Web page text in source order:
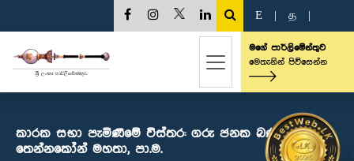
E த
මගේ පාර්ලිමේන්තුව
මෙතැනින් පිවිසෙන්න
කාරක සභා පැමිණීමේ විස්තර: ගරු ජනක බණ්ඩාර
තෙන්නකෝන් මහතා, පා.ම.